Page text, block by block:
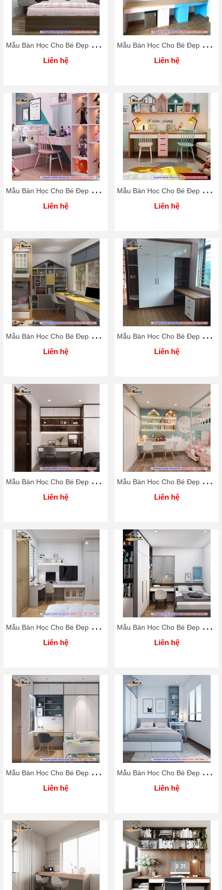
M
ẫu Bàn Học Cho Bé Đẹp Rẻ Home 3D
Liên hệ
M
ẫu Bàn Học Cho Bé Đẹp Rẻ Home 3D
Liên hệ
M
ẫu Bàn Học Cho Bé Đẹp Rẻ Home 3D
Liên hệ
M
ẫu Bàn Học Cho Bé Đẹp Rẻ Home 3D
Liên hệ
M
ẫu Bàn Học Cho Bé Đẹp Rẻ Home 3D
Liên hệ
M
ẫu Bàn Học Cho Bé Đẹp Rẻ Home 3D
Liên hệ
M
ẫu Bàn Học Cho Bé Đẹp Rẻ Home 3D
Liên hệ
M
ẫu Bàn Học Cho Bé Đẹp Rẻ Home 3D
Liên hệ
M
ẫu Bàn Học Cho Bé Đẹp Rẻ Home 3D
Liên hệ
M
ẫu Bàn Học Cho Bé Đẹp Rẻ Home 3D
Liên hệ
M
ẫu Bàn Học Cho Bé Đẹp Rẻ Home 3D
Liên hệ
M
ẫu Bàn Học Cho Bé Đẹp Rẻ Home 3D
Liên hệ